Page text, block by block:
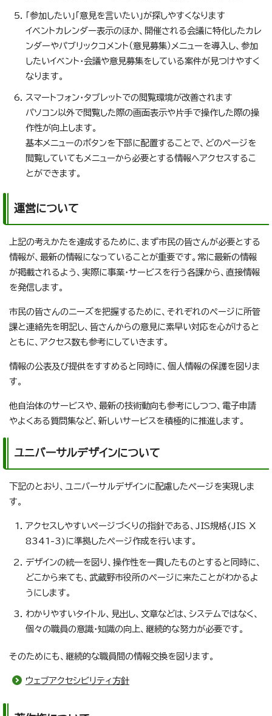
「参加したい」「意見を言いたい」が探しやすくなります
イベントカレンダー表示のほか、開催される会議に特化したカレ
ンダーやパブリックコメント（意見募集）メニューを導入し、参加
したいイベント・会議や意見募集をしている案件が見つけやすく
なります。
スマートフォン・タブレットでの閲覧環境が改善されます
パソコン以外で閲覧した際の画面表示や片手で操作した際の操
作性が向上します。
基本メニューのボタンを下部に配置することで、どのページを
閲覧していてもメニューから必要とする情報へアクセスするこ
とができます。
運営について
上記の考えかたを達成するために、まず市民の皆さんが必要とする
情報が、最新の情報になっていることが重要です。常に最新の情報
が掲載されるよう、実際に事業・サービスを行う各課から、直接情報
を発信します。
市民の皆さんのニーズを把握するために、それぞれのページに所管
課と連絡先を明記し、皆さんからの意見に素早い対応を心がけると
ともに、アクセス数も参考にしていきます。
情報の公表及び提供をすすめると同時に、個人情報の保護を図りま
す。
他自治体のサービスや、最新の技術動向も参考にしつつ、電子申請
やよくある質問集など、新しいサービスを積極的に推進します。
ユニバーサルデザインについて
下記のとおり、ユニバーサルデザインに配慮したページを実現しま
す。
アクセスしやすいページづくりの指針である、JIS規格(JIS X
8341-3)に準拠したページ作成を行います。
デザインの統一を図り、操作性を一貫したものとすると同時に、
どこから来ても、武蔵野市役所のページに来たことがわかるよ
うにします。
わかりやすいタイトル、見出し、文章などは、システムではなく、
個々の職員の意識・知識の向上、継続的な努力が必要です。
そのためにも、継続的な職員間の情報交換を図ります。
ウェブアクセシビリティ方針